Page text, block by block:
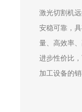
激光切割机
安稳可靠，
量、高效率
进步性价比
加工设备的